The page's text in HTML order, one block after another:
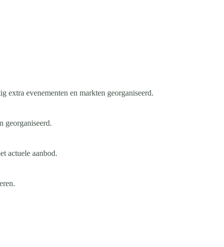
extra evenementen en markten georganiseerd.
georganiseerd.
actuele aanbod.